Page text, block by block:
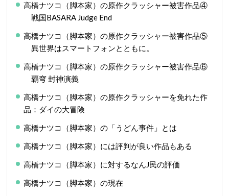
高橋ナツコ（脚本家）の原作クラッシャー被害作品④
戦国BASARA Judge End
高橋ナツコ（脚本家）の原作クラッシャー被害作品⑤
異世界はスマートフォンとともに。
高橋ナツコ（脚本家）の原作クラッシャー被害作品⑥
覇穹 封神演義
高橋ナツコ（脚本家）の原作クラッシャーを免れた作
品：ダイの大冒険
高橋ナツコ（脚本家）の「うどん事件」とは
高橋ナツコ（脚本家）には評判が良い作品もある
高橋ナツコ（脚本家）に対するなんJ民の評価
高橋ナツコ（脚本家）の現在